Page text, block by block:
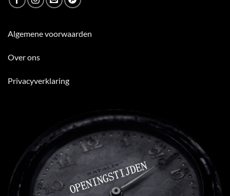
Algemene voorwaarden
Over ons
Privacyverklaring